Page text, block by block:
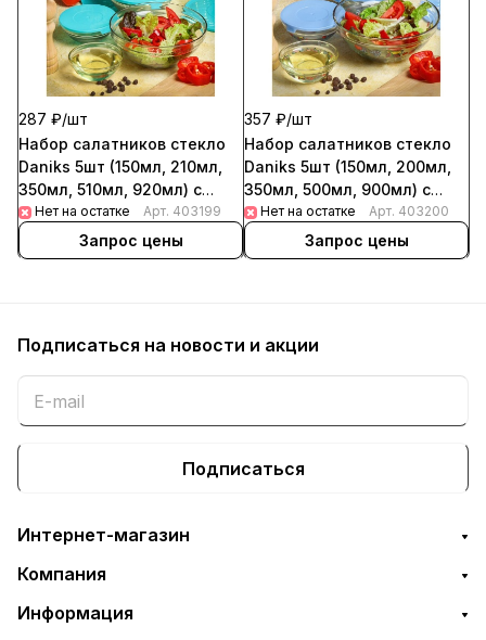
287 ₽/шт
Набор салатников стекло
Daniks 5шт (150мл, 210мл,
350мл, 510мл, 920мл) с
бирюзовыми крышками
Нет на остатке Арт. 403199
Запрос цены
357 ₽/шт
Набор салатников стекло
Daniks 5шт (150мл, 200мл,
350мл, 500мл, 900мл) с
синими крышками (12шт/уп)
Нет на остатке Арт. 403200
Запрос цены
Подписаться на новости и акции
Подписаться
Интернет-магазин
Компания
Информация